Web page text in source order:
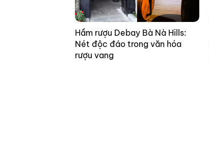
Hầm rượu Debay Bà Nà Hills:
Nét độc đáo trong văn hóa
rượu vang